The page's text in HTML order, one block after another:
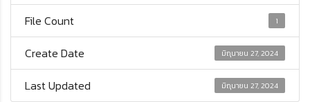
File Count 1
Create Date มิถุนายน 27, 2024
Last Updated มิถุนายน 27, 2024